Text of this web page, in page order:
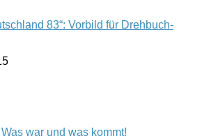
83“: Vorbild für Drehbuch-
war und was kommt!